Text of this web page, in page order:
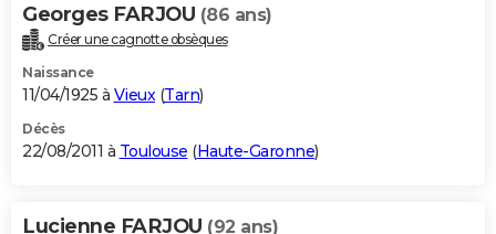
Georges FARJOU (86 ans)
Créer une cagnotte obsèques
Naissance
11/04/1925 à Vieux(Tarn)
Décès
22/08/2011 à Toulouse (Haute-Garonne)
Lucienne FARJOU (92 ans)